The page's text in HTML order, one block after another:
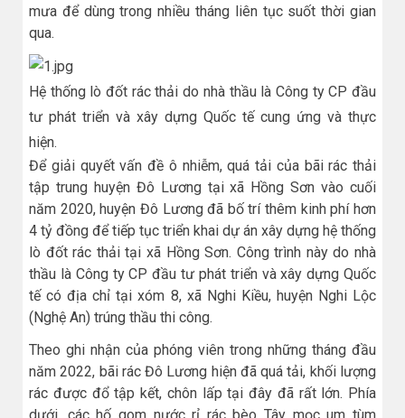
mưa để dùng trong nhiều tháng liên tục suốt thời gian
qua.
Hệ thống lò đốt rác thải do nhà thầu là Công ty CP đầu
tư phát triển và xây dựng Quốc tế cung ứng và thực
hiện.
Để giải quyết vấn đề ô nhiễm, quá tải của bãi rác thải
tập trung huyện Đô Lương tại xã Hồng Sơn vào cuối
năm 2020, huyện Đô Lương đã bố trí thêm kinh phí hơn
4 tỷ đồng để tiếp tục triển khai dự án xây dựng hệ thống
lò đốt rác thải tại xã Hồng Sơn. Công trình này do nhà
thầu là Công ty CP đầu tư phát triển và xây dựng Quốc
tế có địa chỉ tại xóm 8, xã Nghi Kiều, huyện Nghi Lộc
(Nghệ An) trúng thầu thi công.
Theo ghi nhận của phóng viên trong những tháng đầu
năm 2022, bãi rác Đô Lương hiện đã quá tải, khối lượng
rác được đổ tập kết, chôn lấp tại đây đã rất lớn. Phía
dưới, các hố gom nước rỉ rác bèo Tây mọc um tùm